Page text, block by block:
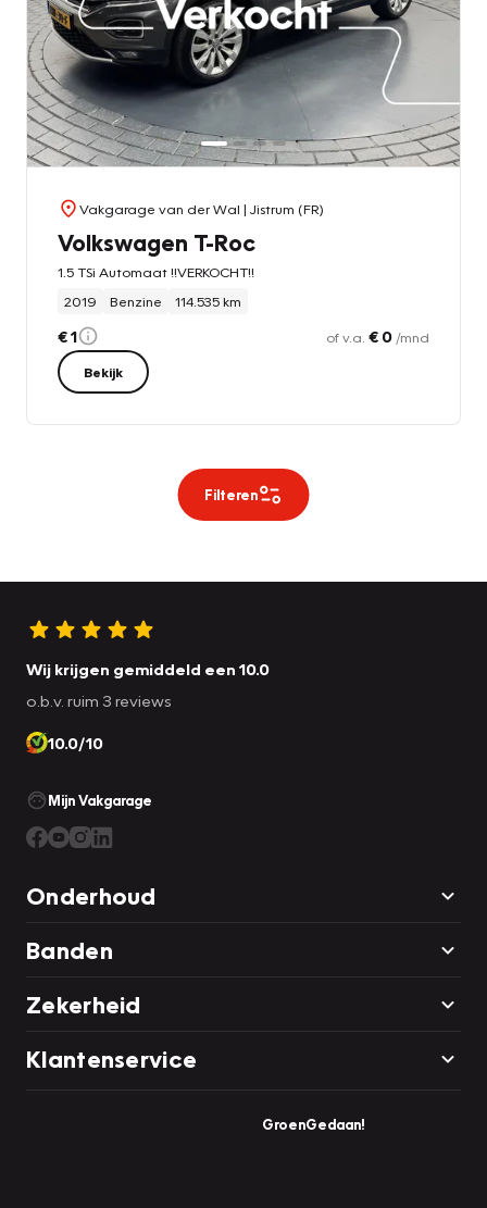
Vakgarage van der Wal | Jistrum (FR)
Volkswagen T-Roc
1.5 TSi Automaat !!VERKOCHT!!
2019
Benzine 114.535 km
€ 1 of v.a. € 0 /mnd
Bekijk
Filteren
Wij krijgen gemiddeld een 10.0
o.b.v. ruim 3 reviews
10.0/10
Mijn Vakgarage
Onderhoud
Banden
Zekerheid
Klantenservice
GroenGedaan!